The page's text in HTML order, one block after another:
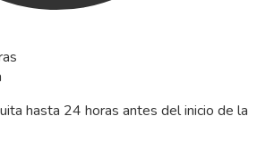
hasta 24 horas antes del inicio de la